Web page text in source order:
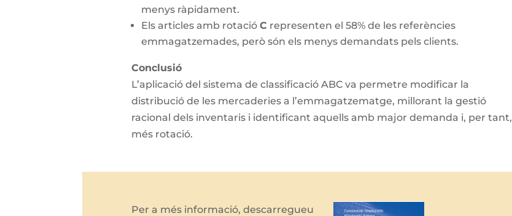
menys ràpidament.
Els articles amb rotacióC representen el 58% de les referències
emmagatzemades, però són els menys demandats pels clients.
Conclusió
L’aplicació del sistema de classificació ABC va permetre modificar la
distribució de les mercaderies a l’emmagatzematge, millorant la gestió
racional dels inventaris i identificant aquells amb major demanda i, per tant,
més rotació.
Per a més informació, descarregueu